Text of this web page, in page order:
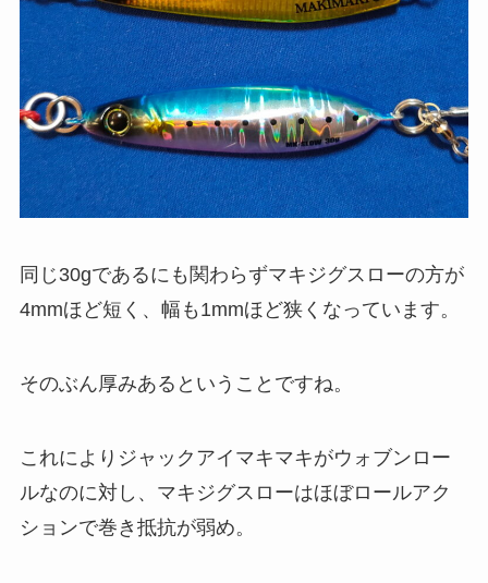
同じ30gであるにも関わらずマキジグスローの方が
4mmほど短く、幅も1mmほど狭くなっています。
そのぶん厚みあるということですね。
これによりジャックアイマキマキがウォブンロー
ルなのに対し、マキジグスローはほぼロールアク
ションで巻き抵抗が弱め。